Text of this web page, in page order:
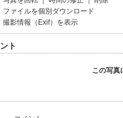
ファイルを個別ダウンロード
撮影情報（Exif）を表示
ト
この写真